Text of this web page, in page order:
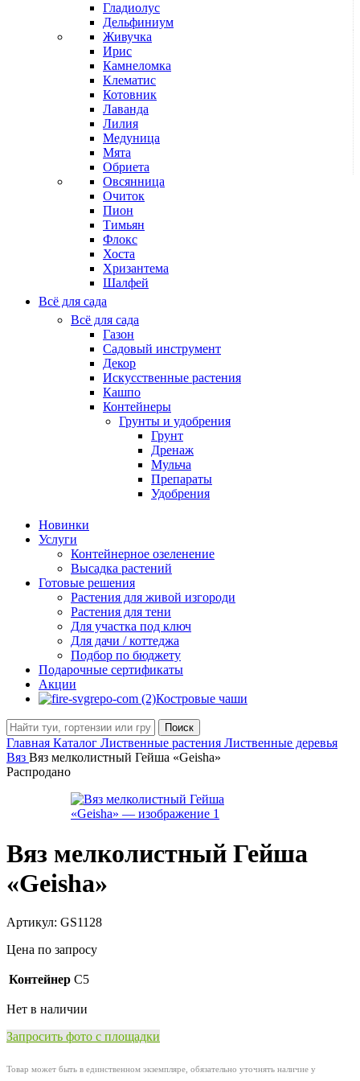
Гладиолус
Дельфиниум
Живучка
Ирис
Камнеломка
Клематис
Котовник
Лаванда
Лилия
Медуница
Мята
Обриета
Овсянница
Очиток
Пион
Тимьян
Флокс
Хоста
Хризантема
Шалфей
Всё для сада
Всё для сада
Газон
Садовый инструмент
Декор
Искусственные растения
Кашпо
Контейнеры
Грунты и удобрения
Грунт
Дренаж
Мульча
Препараты
Удобрения
Новинки
Услуги
Контейнерное озеленение
Высадка растений
Готовые решения
Растения для живой изгороди
Растения для тени
Для участка под ключ
Для дачи / коттеджа
Подбор по бюджету
Подарочные сертификаты
Акции
Костровые чаши
Поиск
Главная Каталог Лиственные растения Лиственные деревья
Вяз Вяз мелколистный Гейша «Geisha»
Распродано
Вяз мелколистный Гейша
«Geisha»
Артикул: GS1128
Цена по запросу
Контейнер C5
Нет в наличии
Запросить фото с площадки
Товар может быть в единственном экземпляре, обязательно уточнять наличие у